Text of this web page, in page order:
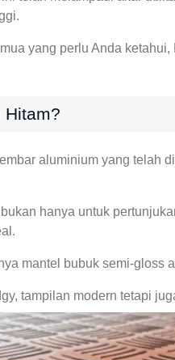
yang perlu Anda
Hitam?
aluminium yang telah
hanya untuk
mantel bubuk semi-gloss
tampilan modern tetapi